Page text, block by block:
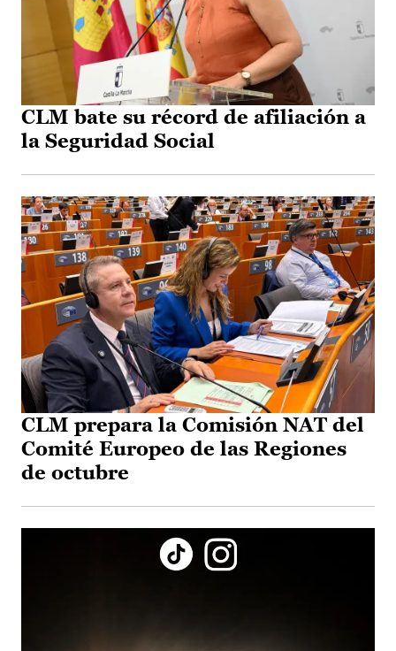
CLM bate su récord de afiliación a
la Seguridad Social
CLM prepara la Comisión NAT del
Comité Europeo de las Regiones
de octubre